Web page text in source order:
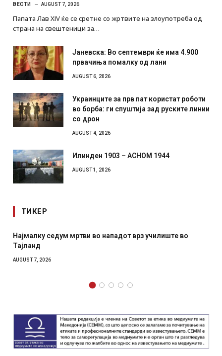
ВЕСТИ AUGUST 7, 2026
Папата Лав XIV ќе се сретне со жртвите на злоупотреба од
страна на свештеници за…
Јаневска: Во септември ќе има 4.900
првачиња помалку од лани
AUGUST 6, 2026
Украинците за прв пат користат роботи
во борба: ги спуштија зад руските линии
со дрон
AUGUST 4, 2026
Илинден 1903 – АСНОМ 1944
AUGUST 1, 2026
ТИКЕР
Најмалку седум мртви во нападот врз училиште во
Тајланд
AUGUST 7, 2026